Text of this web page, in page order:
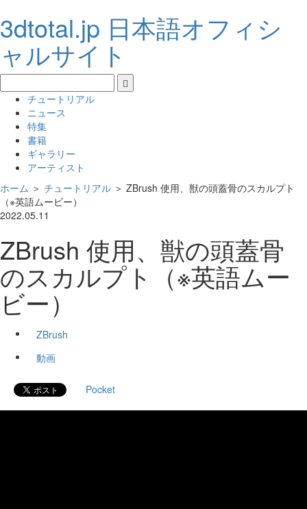
3dtotal.jp 日本語オフィシ
ャルサイト
チュートリアル
ニュース
特集
書籍
ギャラリー
アーティスト
ホーム ＞ チュートリアル ＞ ZBrush 使用、獣の頭蓋骨のスカルプト
（※英語ムービー）
2022.05.11
ZBrush 使用、獣の頭蓋骨
のスカルプト（※英語ムー
ビー）
ZBrush
動画
Pocket